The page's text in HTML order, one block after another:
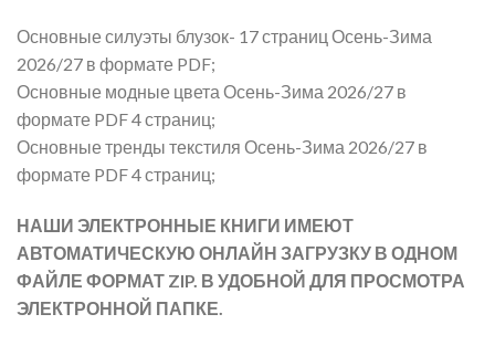
Основные силуэты блузок- 17 страниц Осень-Зима
2026/27 в формате PDF;
Основные модные цвета Осень-Зима 2026/27 в
формате PDF 4 страниц;
Основные тренды текстиля Осень-Зима 2026/27 в
формате PDF 4 страниц;
НАШИ ЭЛЕКТРОННЫЕ КНИГИ ИМЕЮТ
АВТОМАТИЧЕСКУЮ ОНЛАЙН ЗАГРУЗКУ В ОДНОМ
ФАЙЛЕ ФОРМАТ ZIP. В УДОБНОЙ ДЛЯ ПРОСМОТРА
ЭЛЕКТРОННОЙ ПАПКЕ.